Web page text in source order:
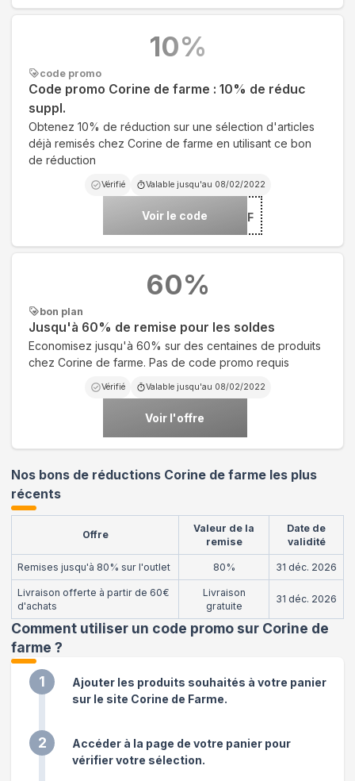
code promo
Code promo Corine de farme : 10% de réduc
suppl.
Obtenez 10% de réduction sur une sélection d'articles
déjà remisés chez Corine de farme en utilisant ce bon
de réduction
Vérifié Valable jusqu'au 08/02/2022
Voir le code
***DES10CDF
10%
bon plan
Jusqu'à 60% de remise pour les soldes
Economisez jusqu'à 60% sur des centaines de produits
chez Corine de farme. Pas de code promo requis
Vérifié Valable jusqu'au 08/02/2022
Voir l'offre
60%
Nos bons de réductions Corine de farme les plus
récents
Offre
Valeur de la
remise
Date de
validité
Remises jusqu'à 80% sur l'outlet 80% 31 déc. 2026
Livraison offerte à partir de 60€
d'achats
Livraison
gratuite
31 déc. 2026
Comment utiliser un code promo sur Corine de
farme ?
1
Ajouter les produits souhaités à votre panier
sur le site Corine de Farme.
2
Accéder à la page de votre panier pour
vérifier votre sélection.